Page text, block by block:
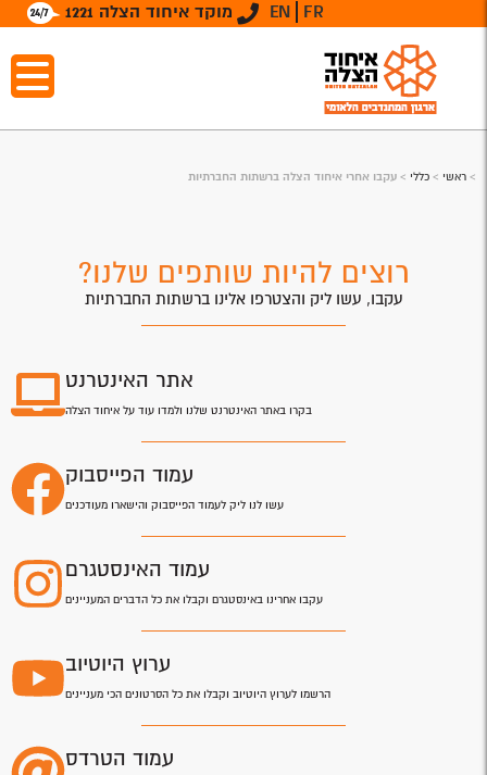
מוקד איחוד הצלה 1221 EN FR
> ראשי > כללי > עקבו אחרי איחוד הצלה ברשתות החברתיות
רוצים להיות שותפים שלנו?
עקבו, עשו ליק והצטרפו אלינו ברשתות החברתיות
אתר האינטרנט
בקרו באתר האינטרנט שלנו ולמדו עוד על איחוד הצלה
עמוד הפייסבוק
עשו לנו ליק לעמוד הפייסבוק והישארו מעודכנים
עמוד האינסטגרם
עקבו אחרינו באינסטגרם וקבלו את כל הדברים המעניינים
ערוץ היוטיוב
הרשמו לערוץ היוטיוב וקבלו את כל הסרטונים הכי מעניינים
עמוד הטרדס